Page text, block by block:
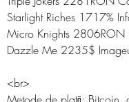
Starlight Riches 1717%
Micro Knights 2806RON
Dazzle Me 2235$
<br>